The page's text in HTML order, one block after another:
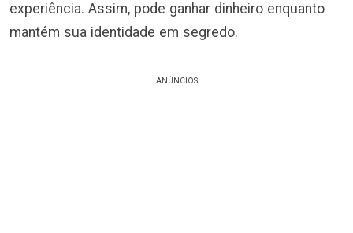
experiência. Assim, pode ganhar dinheiro enquanto
mantém sua identidade em segredo.
ANÚNCIOS